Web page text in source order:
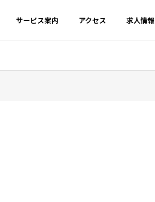
サービス案内 アクセス 求人情報